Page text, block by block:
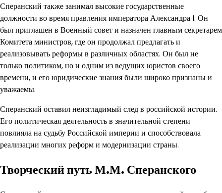
Сперанский также занимал высокие государственные
должности во время правления императора Александра I. Он
был приглашен в Военный совет и назначен главным секретарем
Комитета министров, где он продолжал предлагать и
реализовывать реформы в различных областях. Он был не
только политиком, но и одним из ведущих юристов своего
времени, и его юридические знания были широко признаны и
уважаемы.
Сперанский оставил неизгладимый след в российской истории.
Его политическая деятельность в значительной степени
повлияла на судьбу Российской империи и способствовала
реализации многих реформ и модернизации страны.
Творческий путь М.М. Сперанского